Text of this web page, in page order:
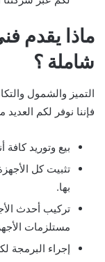
ماذا يقدم
شاملة ؟
التميز والشمول
فإننا نوفر لكم
بيع وتوريد كافة
تثبيت كل
بها.
تركيب أحدث
مستلزمات
إجراء البرمجة